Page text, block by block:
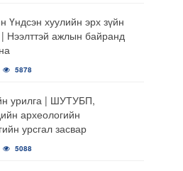
хуулийн эрх зүйн
| Нээлттэй ажлын байранд
5878
урилга | ШУТУБП,
археологийн
урсгал засвар
5088